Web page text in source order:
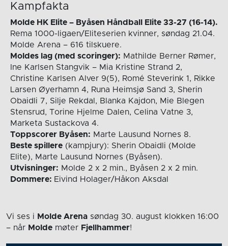
Kampfakta
Molde HK Elite – Byåsen Håndball Elite 33-27 (16-14).
Rema 1000-ligaen/Eliteserien kvinner, søndag 21.04.
Molde Arena – 616 tilskuere.
Moldes lag (med scoringer): Mathilde Berner Rømer,
Ine Karlsen Stangvik – Mia Kristine Strand 2,
Christine Karlsen Alver 9(5), Romé Steverink 1, Rikke
Larsen Øyerhamn 4, Runa Heimsjø Sand 3, Sherin
Obaidli 7, Silje Rekdal, Blanka Kajdon, Mie Blegen
Stensrud, Torine Hjelme Dalen, Celina Vatne 3,
Marketa Sustackova 4.
Toppscorer Byåsen: Marte Lausund Nornes 8.
Beste spillere(kampjury): Sherin Obaidli (Molde
Elite), Marte Lausund Nornes (Byåsen).
Utvisninger: Molde 2 x 2 min., Byåsen 2 x 2 min.
Dommere: Eivind Holager/Håkon Aksdal
Vi ses i Molde Arena søndag 30. august klokken 16:00
– når Molde møter Fjellhammer!